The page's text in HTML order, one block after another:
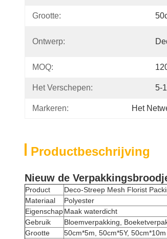
Grootte:
Ontwerp:
MOQ:
Het Verschepen: 5-
Markeren: Het
Productbeschrijving
Nieuw de
Product
Deco-Streep Mesh Florist
Materiaal
Polyester
EigenschapMaak waterdicht
Gebruik
Bloemverpakking,
Grootte
50cm*5m, 50cm*5Y, 50cm*10m